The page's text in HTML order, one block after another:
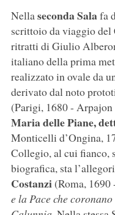
Nellaseconda Salafa
scrittoio da viaggio
ritratti di Giulio
italiano della prima
realizzato in ovale da
derivato dal noto
(Parigi, 1680 -
Maria delle Piane,
Monticelli d’Ongina,
Collegio, al cui fianco,
biografica, sta
Costanzi(Roma, 1690
e la Pace che